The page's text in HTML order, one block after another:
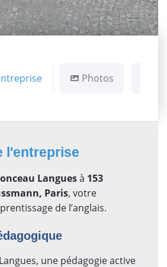
Photos
l'entreprise
Languesà 153
Paris, votre
de l’anglais.
une pédagogie active